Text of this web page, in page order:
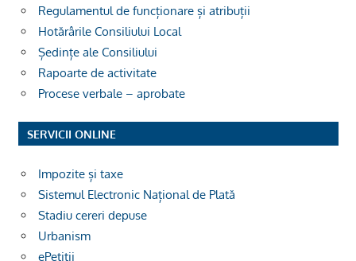
Regulamentul de funcționare și atribuții
Hotărârile Consiliului Local
Ședințe ale Consiliului
Rapoarte de activitate
Procese verbale – aprobate
SERVICII ONLINE
Impozite și taxe
Sistemul Electronic Național de Plată
Stadiu cereri depuse
Urbanism
ePetiții